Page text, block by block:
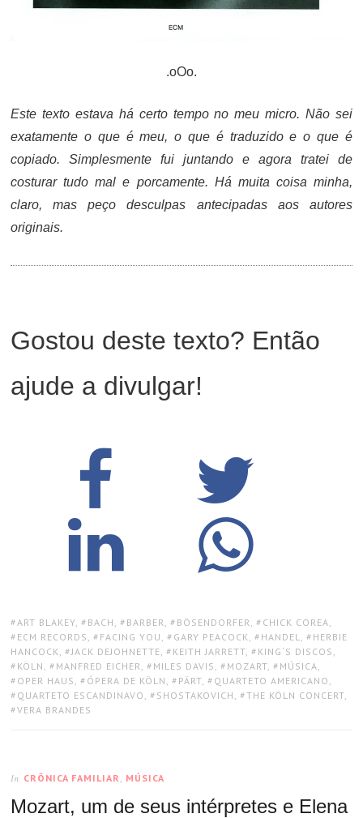
.oOo.
Este texto estava há certo tempo no meu micro. Não sei
exatamente o que é meu, o que é traduzido e o que é
copiado. Simplesmente fui juntando e agora tratei de
costurar tudo mal e porcamente. Há muita coisa minha,
claro, mas peço desculpas antecipadas aos autores
originais.
Gostou deste texto? Então
ajude a divulgar!
TAGS:
ART BLAKEY , BACH , BARBER , BÖSENDORFER , CHICK COREA
ECM RECORDS , FACING YOU , GARY PEACOCK , HANDEL , HERBIE
HANCOCK , JACK DEJOHNETTE , KEITH JARRETT , KING`S DISCOS
KÖLN , MANFRED EICHER , MILES DAVIS , MOZART , MÚSICA
OPER HAUS , ÓPERA DE KÖLN , PÄRT , QUARTETO AMERICANO
QUARTETO ESCANDINAVO , SHOSTAKOVICH , THE KÖLN CONCERT
VERA BRANDES
In CRÔNICA FAMILIAR MÚSICA
Mozart, um de seus intérpretes e Elena